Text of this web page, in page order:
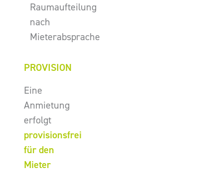
Raumaufteilung
nach
Mieterabsprache
PROVISION
Eine
Anmietung
erfolgt
provisionsfrei
für den
Mieter